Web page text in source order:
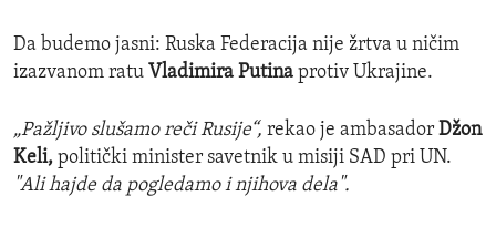
Da budemo jasni: Ruska Federacija nije žrtva u ničim
izazvanom ratu Vladimira Putina protiv Ukrajine.
„Pažljivo slušamo reči Rusije“, rekao je ambasador Džon
Keli, politički minister savetnik u misiji SAD pri UN.
"Ali hajde da pogledamo i njihova dela".